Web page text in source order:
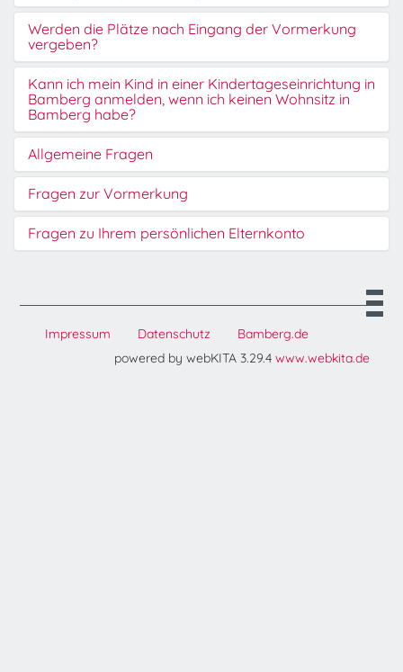
Werden die Plätze nach Eingang der Vormerkung
vergeben?
Kann ich mein Kind in einer Kindertageseinrichtung in
Bamberg anmelden, wenn ich keinen Wohnsitz in
Bamberg habe?
Allgemeine Fragen
Fragen zur Vormerkung
Fragen zu Ihrem persönlichen Elternkonto
Impressum Datenschutz
Bamberg.de
powered by webKITA 3.29.4 www.webkita.de